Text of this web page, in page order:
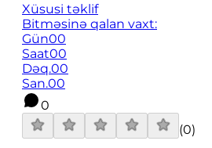
Xüsusi təklif
Bitməsinə qalan vaxt:
Gün00
Saat00
Dəq.00
San.00
0
(0)